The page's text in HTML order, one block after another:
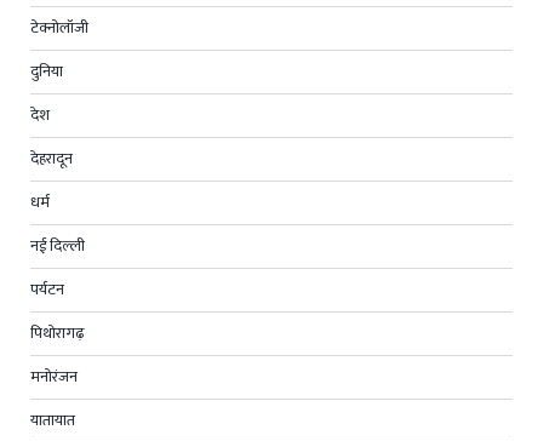
टेक्नोलॉजी
दुनिया
देश
देहरादून
धर्म
नई दिल्ली
पर्यटन
पिथोरागढ़
मनोरंजन
यातायात